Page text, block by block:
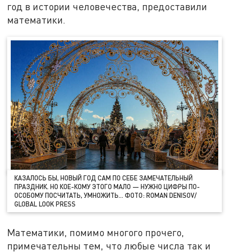
год в истории человечества, предоставили
математики.
КАЗАЛОСЬ БЫ, НОВЫЙ ГОД САМ ПО СЕБЕ ЗАМЕЧАТЕЛЬНЫЙ
ПРАЗДНИК. НО КОЕ-КОМУ ЭТОГО МАЛО — НУЖНО ЦИФРЫ ПО-
ОСОБОМУ ПОСЧИТАТЬ, УМНОЖИТЬ… ФОТО: ROMAN DENISOV/
GLOBAL LOOK PRESS
Математики, помимо многого прочего,
примечательны тем, что любые числа так и